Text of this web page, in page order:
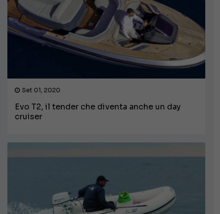
Set 01, 2020
Evo T2, il tender che diventa anche un day
cruiser